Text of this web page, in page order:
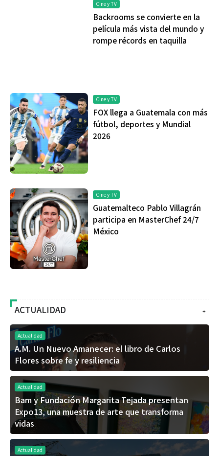
Cine y TV
Backrooms se convierte en la
película más vista del mundo y
rompe récords en taquilla
Cine y TV
FOX llega a Guatemala con más
fútbol, deportes y Mundial
2026
Cine y TV
Guatemalteco Pablo Villagrán
participa en MasterChef 24/7
México
+
ACTUALIDAD
Actualidad
A.M. Un Nuevo Amanecer: el libro de Carlos
Flores sobre fe y resiliencia
Actualidad
Bam y Fundación Margarita Tejada presentan
Expo13, una muestra de arte que transforma
vidas
Actualidad